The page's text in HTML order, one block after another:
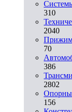
310
2040
70
386
2802
156